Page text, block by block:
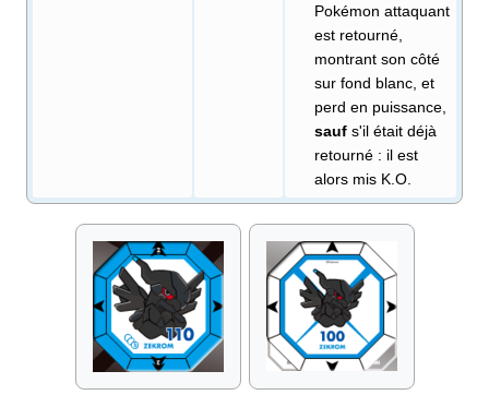
Pokémon attaquant
est retourné,
montrant son côté
sur fond blanc, et
perd en puissance,
sauf s'il était déjà
retourné : il est
alors mis K.O.